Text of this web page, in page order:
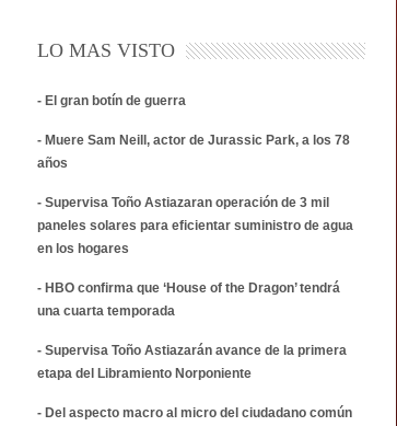
LO MAS VISTO
- El gran botín de guerra
- Muere Sam Neill, actor de Jurassic Park, a los 78
años
- Supervisa Toño Astiazaran operación de 3 mil
paneles solares para eficientar suministro de agua
en los hogares
- HBO confirma que ‘House of the Dragon’ tendrá
una cuarta temporada
- Supervisa Toño Astiazarán avance de la primera
etapa del Libramiento Norponiente
- Del aspecto macro al micro del ciudadano común